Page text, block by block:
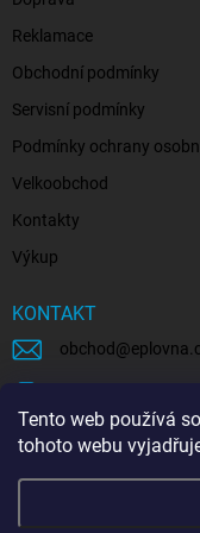
Tento web používá
tohoto webu
Reklamace
Obchodní podmínky
Servisní podmínky
Podmínky ochrany
Velkoobchod
Kontakty
Výkup
KONTAKT
obchod @
eplovna.cz